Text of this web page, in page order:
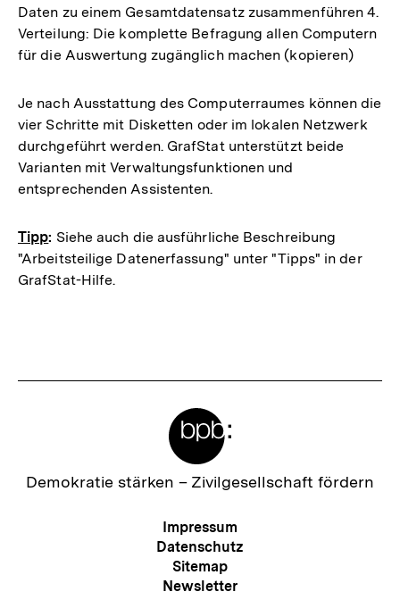
Daten zu einem Gesamtdatensatz zusammenführen 4.
Verteilung: Die komplette Befragung allen Computern
für die Auswertung zugänglich machen (kopieren)
Je nach Ausstattung des Computerraumes können die
vier Schritte mit Disketten oder im lokalen Netzwerk
durchgeführt werden. GrafStat unterstützt beide
Varianten mit Verwaltungsfunktionen und
entsprechenden Assistenten.
Tipp: Siehe auch die ausführliche Beschreibung
"Arbeitsteilige Datenerfassung" unter "Tipps" in der
GrafStat-Hilfe.
Zur
Demokratie stärken – Zivilgesellschaft fördern
Meta-
Navigation
Impressum
Datenschutz
Sitemap
Newsletter